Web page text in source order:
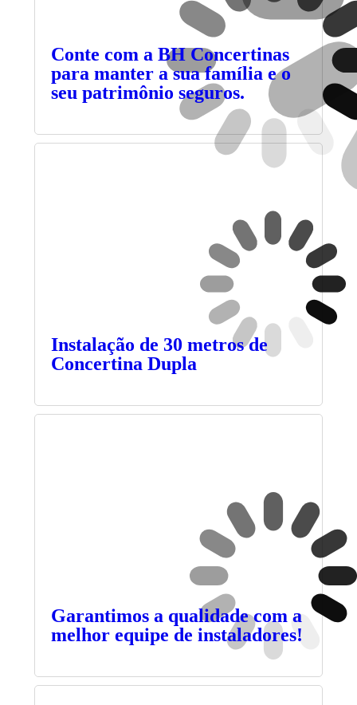
Conte com a BH Concertinas
para manter a sua família e o
seu patrimônio seguros.
Instalação de 30 metros de
Concertina Dupla
Garantimos a qualidade com a
melhor equipe de instaladores!